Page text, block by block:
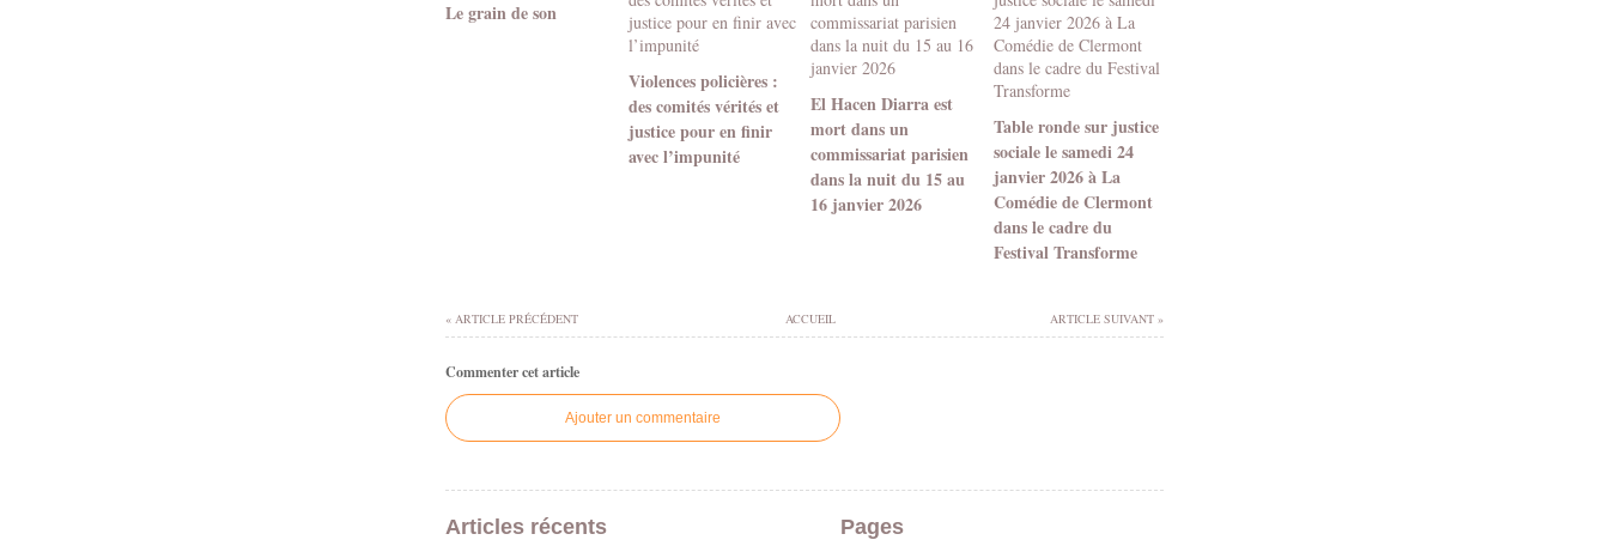
Le grain de son
Violences policières :
des comités vérités et
justice pour en finir
avec l’impunité
El Hacen Diarra est
mort dans un
commissariat parisien
dans la nuit du 15 au
16 janvier 2026
Table ronde sur justice
sociale le samedi 24
janvier 2026 à La
Comédie de Clermont
dans le cadre du
Festival Transforme
ACCUEIL
« ARTICLE PRÉCÉDENT ARTICLE SUIVANT »
Commenter cet article
Ajouter un commentaire
Articles récents Pages